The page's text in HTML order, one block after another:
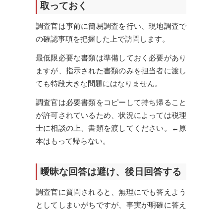
取っておく
調査官は事前に簡易調査を行い、現地調査で
の確認事項を把握した上で訪問します。
最低限必要な書類は準備しておく必要があり
ますが、指示された書類のみを担当者に渡し
ても特段大きな問題にはなりません。
調査官は必要書類をコピーして持ち帰ること
が許可されているため、状況によっては税理
士に相談の上、書類を渡してください。←原
本はもって帰らない。
曖昧な回答は避け、後日回答する
調査官に質問されると、無理にでも答えよう
としてしまいがちですが、事実が明確に答え